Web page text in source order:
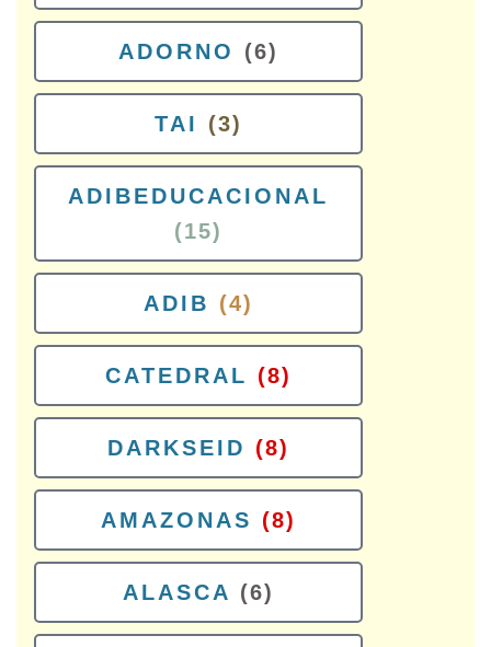
ADORNO (6)
TAI (3)
ADIBEDUCACIONAL
(15)
ADIB (4)
CATEDRAL (8)
DARKSEID (8)
AMAZONAS (8)
ALASCA (6)